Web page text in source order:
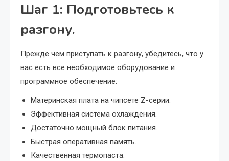
Шаг 1: Подготовьтесь к
разгону.
Прежде чем приступать к разгону, убедитесь, что у
вас есть все необходимое оборудование и
программное обеспечение:
Материнская плата на чипсете Z-серии.
Эффективная система охлаждения.
Достаточно мощный блок питания.
Быстрая оперативная память.
Качественная термопаста.